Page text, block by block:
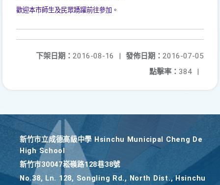
歡迎本市師生及民眾踴躍前往參加。
發佈日期： 2016-07-05
下架日期： 2016-08-16
|
點擊率： 384 |
新竹巿立成德高級中學 Hsinchu Municipal Cheng De
High School
新竹巿30047崧嶺路128巷38號
No.38, Ln. 128, Songling Rd., North Dist., Hsinchu